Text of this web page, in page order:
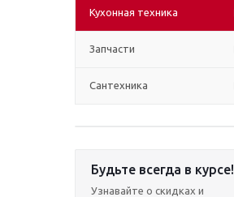
Кухонная техника
Запчасти
Сантехника
Будьте всегда в курсе!
Узнавайте о скидках и